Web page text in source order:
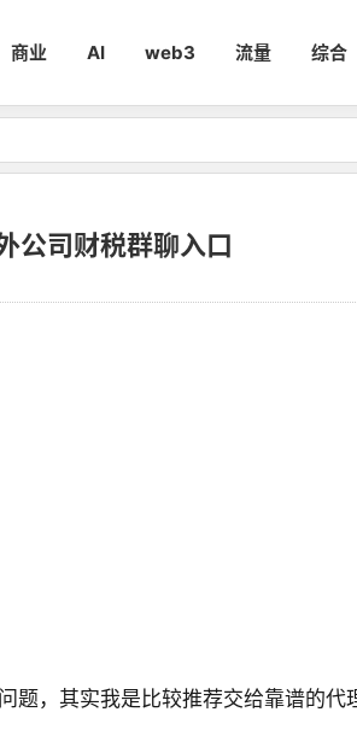
商业 AI web3 流量 综合
公司财税群聊入口
，其实我是比较推荐交给靠谱的代